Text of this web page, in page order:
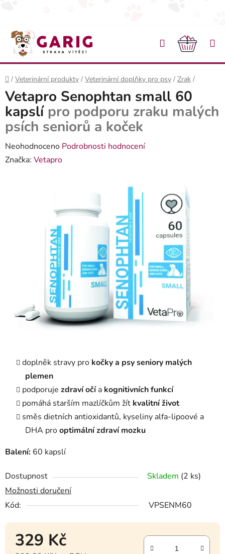
Přejít na obsah
Hledat
Domů
/ Veterinární produkty / Veterinární doplňky pro psy / Zrak /
doplněk stravy pro kočky a psy seniory malých
plemen
podporuje zdraví očía kognitivních funkcí
pomáhá starším mazlíčkům žít kvalitní život
směs dietních antioxidantů, kyseliny alfa-lipoové a
DHA prooptimální zdraví mozku
Balení: 60 kapslí
Dostupnost Skladem (2 ks)
Možnosti doručení
Kód:
VPSENM60
329 Kč
Vetapro Senophtan small 60
kapslí pro podporu zraku malých
psích seniorů a koček
Průměrné hodnocení produktu je 0,0 z 5 hvězdiček.
Neohodnoceno Podrobnosti hodnocení
Značka: Vetapro